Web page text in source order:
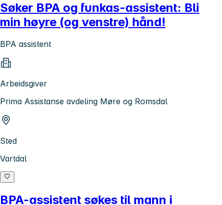
Søker BPA og funkas-assistent: Bli
min høyre (og venstre) hånd!
BPA assistent
Arbeidsgiver
Prima Assistanse avdeling Møre og Romsdal
Sted
Vartdal
BPA-assistent søkes til mann i